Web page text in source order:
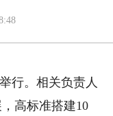
行。相关负责人
高标准搭建10